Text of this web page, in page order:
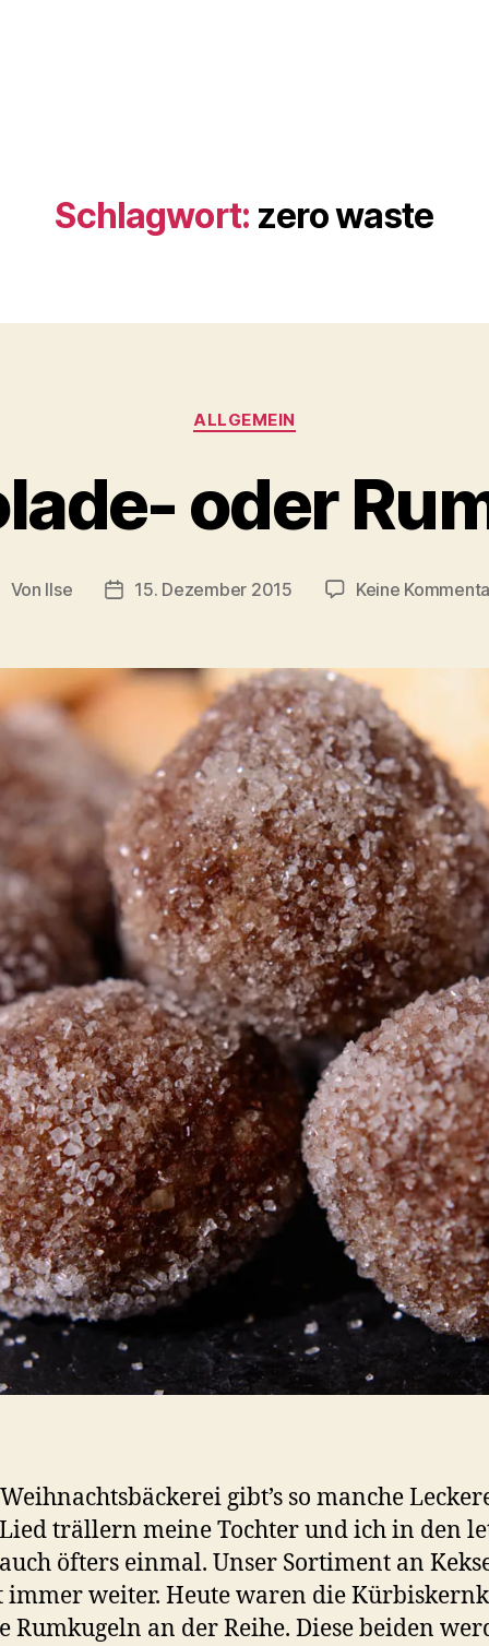
Schlagwort: zero waste
Kategorien
ALLGEMEIN
oder
Von Ilse Beitragsdatum
15. Dezember 2015 Keine
gibt’s so manche
trällern meine Tochter und ich in den
öfters einmal. Unser Sortiment an
immer weiter. Heute waren die
Rumkugeln an der Reihe. Diese beiden